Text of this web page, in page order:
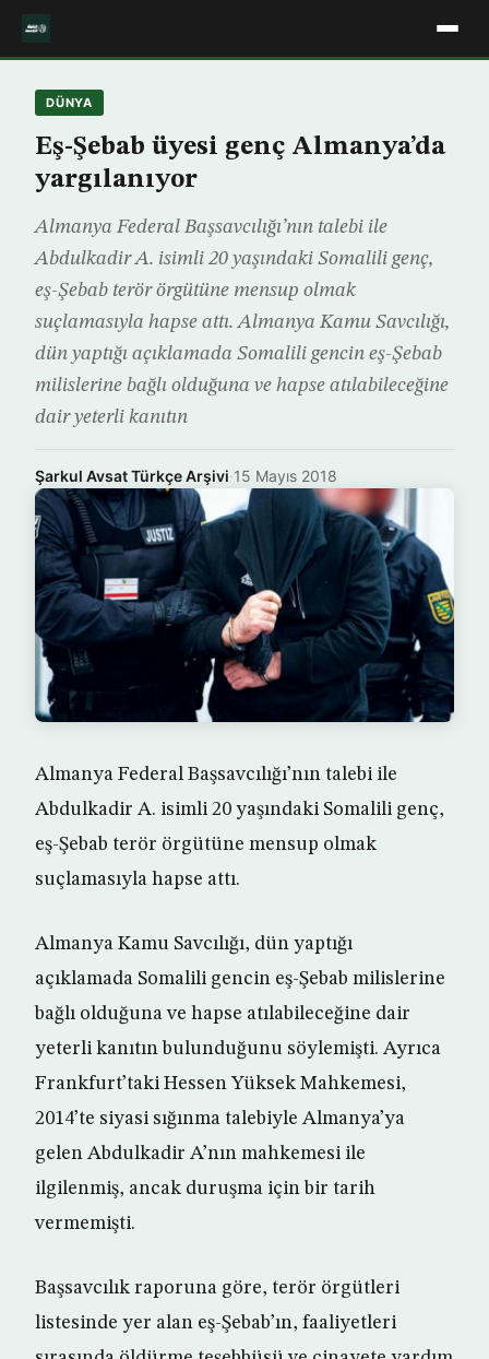
DÜNYA
Eş-Şebab üyesi genç Almanya’da
yargılanıyor
Almanya Federal Başsavcılığı’nın talebi ile
Abdulkadir A. isimli 20 yaşındaki Somalili genç,
eş-Şebab terör örgütüne mensup olmak
suçlamasıyla hapse attı. Almanya Kamu Savcılığı,
dün yaptığı açıklamada Somalili gencin eş-Şebab
milislerine bağlı olduğuna ve hapse atılabileceğine
dair yeterli kanıtın
Şarkul Avsat Türkçe Arşivi·15 Mayıs 2018
Almanya Federal Başsavcılığı’nın talebi ile
Abdulkadir A. isimli 20 yaşındaki Somalili genç,
eş-Şebab terör örgütüne mensup olmak
suçlamasıyla hapse attı.
Almanya Kamu Savcılığı, dün yaptığı
açıklamada Somalili gencin eş-Şebab milislerine
bağlı olduğuna ve hapse atılabileceğine dair
yeterli kanıtın bulunduğunu söylemişti. Ayrıca
Frankfurt’taki Hessen Yüksek Mahkemesi,
2014’te siyasi sığınma talebiyle Almanya’ya
gelen Abdulkadir A’nın mahkemesi ile
ilgilenmiş, ancak duruşma için bir tarih
vermemişti.
Başsavcılık raporuna göre, terör örgütleri
listesinde yer alan eş-Şebab’ın, faaliyetleri